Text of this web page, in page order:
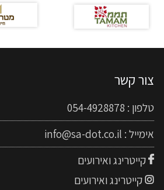
צור קשר
טלפון : 054-4928878
אימייל : info@sa-dot.co.il
קייטרינג ואירועים
קייטרינג ואירועים